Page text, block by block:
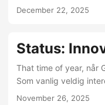
SSB peker i omtaler
FOU/innovasjon. Kun
utdelinger går til
idrett. Sverige og
Nordisk…...
December 22, 2025
Status:
That time of year, når
Som vanlig veldig
lesning. Norge er på
November 26, 2025